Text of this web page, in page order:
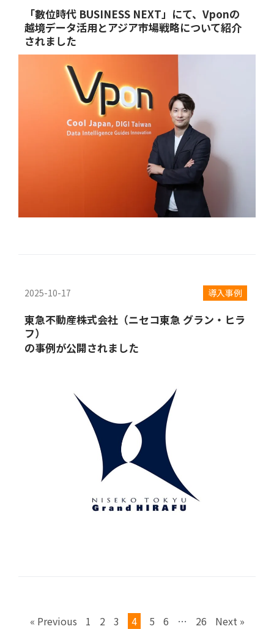
「數位時代 BUSINESS NEXT」にて、Vponの
越境データ活用とアジア市場戦略について紹介
されました
2025-10-17 導入事例
東急不動産株式会社（ニセコ東急 グラン・ヒラ
フ）
の事例が公開されました
« Previous 1 2 3 4 5 6 … 26 Next »